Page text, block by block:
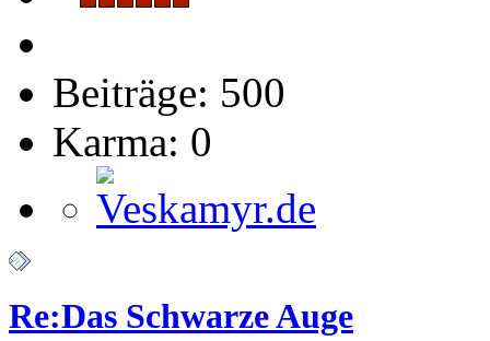
Beiträge: 500
Karma: 0
Re:Das Schwarze Auge